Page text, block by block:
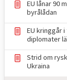
EU lånar 90
byrålådan
EU kringgår
diplomater
Strid om
Ukraina